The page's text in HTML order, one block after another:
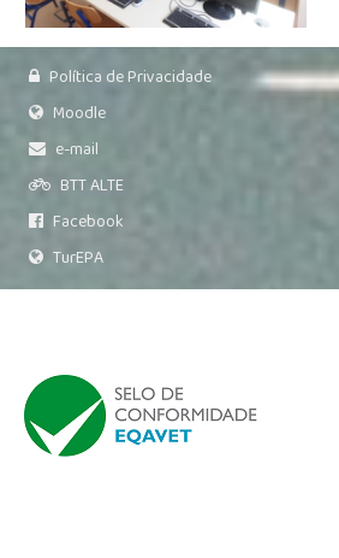
Alunos
Notas e Faltas
Actividades
Notícias
Política de Privacidade
Moodle
e-mail
BTT ALTE
Facebook
TurEPA